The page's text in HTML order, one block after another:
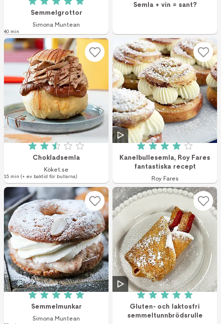
Betyg: 5 av 5 (1 röster)
Semmelgrottor
Simona Muntean
40 min
Semla + vin = sant?
Betyg: 2.5 av 5 (10 röster)
Chokladsemla
Köket.se
15 min (+ ev baktid för bullarna)
Betyg: 4 av 5
Kanelbullesemla, Roy Fares
fantastiska recept
Roy Fares
Betyg: 5 av 5 (1 röster)
Semmelmunkar
Simona Muntean
Betyg: 5 av 5 (8
Gluten- och laktosfri
semmeltunnbrödsrulle